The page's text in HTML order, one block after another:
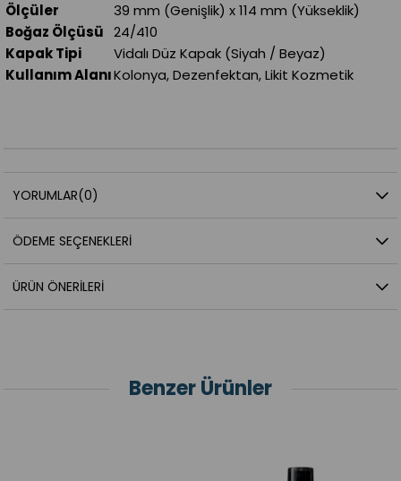
Ölçüler
39 mm (Genişlik) x 114 mm (Yükseklik)
Boğaz Ölçüsü 24/410
Kapak Tipi
Vidalı Düz Kapak (Siyah / Beyaz)
Kullanım AlanıKolonya, Dezenfektan, Likit Kozmetik
YORUMLAR(0)
ÖDEME SEÇENEKLERI
ÜRÜN ÖNERILERI
Benzer Ürünler